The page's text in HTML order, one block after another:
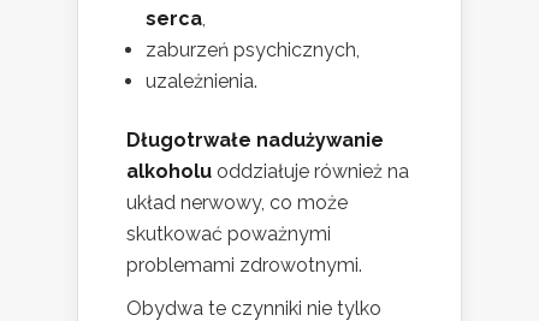
serca
zaburzeń psychicznych,
uzależnienia.
Długotrwałe nadużywanie
alkoholu oddziałuje również na
układ nerwowy, co może
skutkować poważnymi
problemami zdrowotnymi.
Obydwa te czynniki nie tylko